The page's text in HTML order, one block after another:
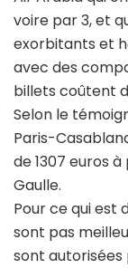
voire par 3, et
exorbitants et
avec des
billets coûtent
Selon le
Paris-
de 1307 euros
Gaulle.
Pour ce qui est
sont pas
sont autorisées